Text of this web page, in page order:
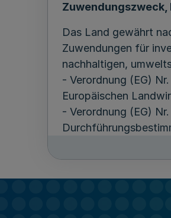
Das Land gewährt
Zuwendungen für
nachhaltigen,
- Verordnung (EG)
Europäischen
- Verordnung (EG)
- Verordnung (EG)